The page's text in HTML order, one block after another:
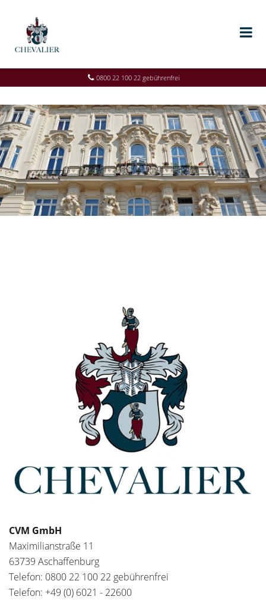
0800 22 100 22 gebührenfrei
CVM GmbH
Maximilianstraße 11
63739 Aschaffenburg
Telefon: 0800 22 100 22 gebührenfrei
Telefon: +49 (0) 6021 - 22600